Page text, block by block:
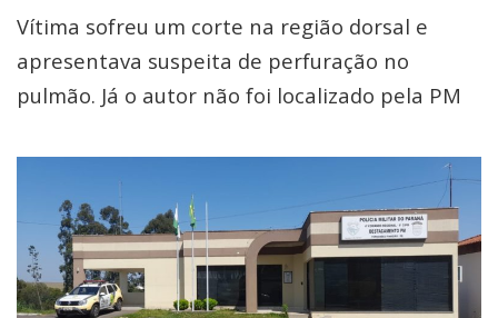
Vítima sofreu um corte na região dorsal e
apresentava suspeita de perfuração no
pulmão. Já o autor não foi localizado pela PM